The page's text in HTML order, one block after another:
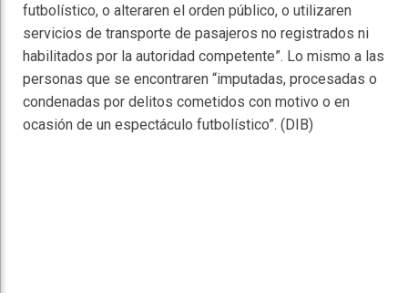
futbolístico, o alteraren el orden público, o utilizaren
servicios de transporte de pasajeros no registrados ni
habilitados por la autoridad competente”. Lo mismo a las
personas que se encontraren “imputadas, procesadas o
condenadas por delitos cometidos con motivo o en
ocasión de un espectáculo futbolístico”. (DIB)